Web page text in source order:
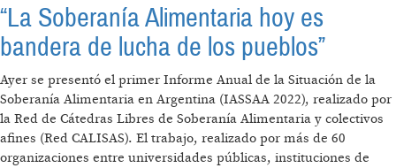
“La Soberanía Alimentaria hoy es
bandera de lucha de los pueblos”
Ayer se presentó el primer Informe Anual de la Situación de la
Soberanía Alimentaria en Argentina (IASSAA 2022), realizado por
la Red de Cátedras Libres de Soberanía Alimentaria y colectivos
afines (Red CALISAS). El trabajo, realizado por más de 60
organizaciones entre universidades públicas, instituciones de